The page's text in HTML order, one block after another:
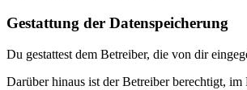
Gestattung der Datenspeicherung
Du gestattest dem Betreiber, die von dir
Darüber hinaus ist der Betreiber berechtigt,